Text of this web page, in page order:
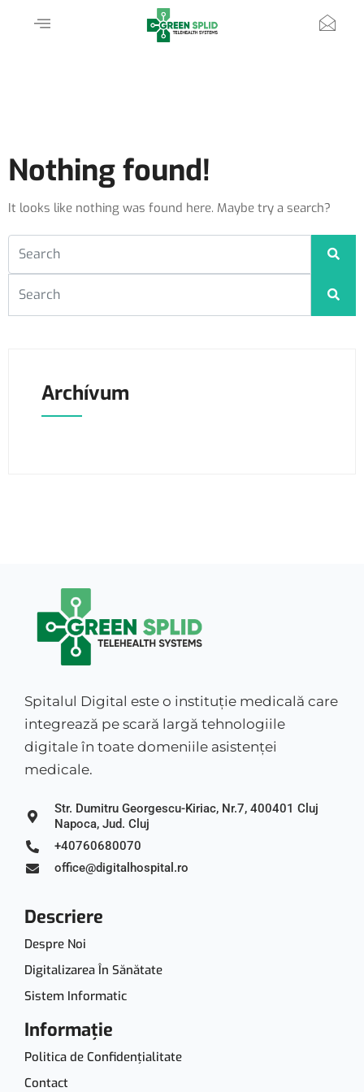
Nothing found!
It looks like nothing was found here. Maybe try a search?
Archívum
Spitalul Digital este o instituție medicală care
integrează pe scară largă tehnologiile
digitale în toate domeniile asistenței
medicale.
Str. Dumitru Georgescu-Kiriac, Nr.7, 400401 Cluj
Napoca, Jud. Cluj
+40760680070
office@digitalhospital.ro
Descriere
Despre Noi
Digitalizarea În Sănătate
Sistem Informatic
Informație
Politica de Confidențialitate
Contact